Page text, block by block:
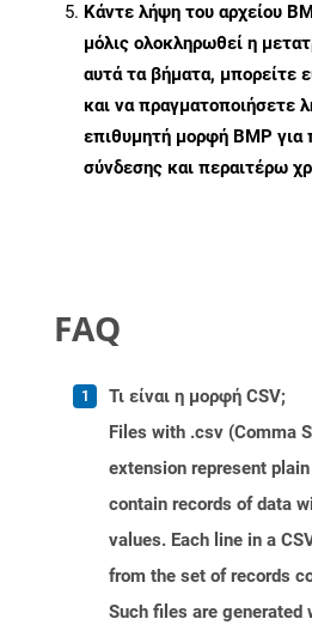
Κάντε λήψη του αρχείου
μόλις ολοκληρωθεί η
αυτά τα βήματα, μπορείτε
και να πραγματοποιήσετε
επιθυμητή μορφή BMP για
σύνδεσης και περαιτέρω
FAQ
Τι είναι η μορφή CSV;
Files with .csv (Comma
extension represent
contain records of data
values. Each line in a
from the set of records
Such files are generated